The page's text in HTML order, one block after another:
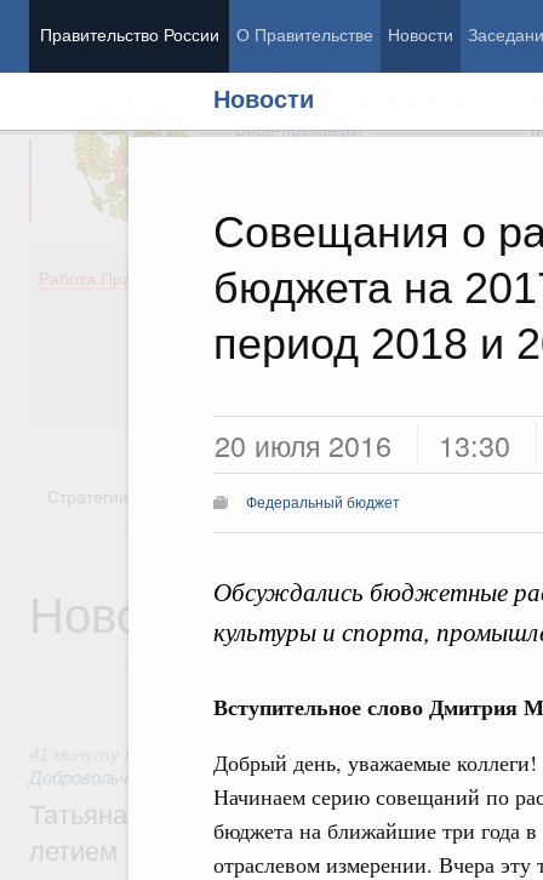
Правительство России О Правительстве Новости
Новости
Совещания о
бюджета на
период 2018 и
20 июля 2016 13:30
Федеральный бюджет
Обсуждались бюджетные
культуры и спорта,
Вступительное слово Дмитрия
Добрый день, уважаемые коллеги!
Начинаем серию совещаний по
бюджета на ближайшие три года в
отраслевом измерении. Вчера эту
Председатель Правительства
Вице-премьеры
Работа Правительства
Демография
Здоровье
Образование
Культура
Стратегии Государственные программы
Новости
Социальные инновации. Некоммерческие
Добровольчество и волонтёрство. Благотворительность
Татьяна Голикова поздравила
летием